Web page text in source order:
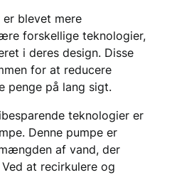
er blevet mere
forskellige teknologier,
i deres design. Disse
for at reducere
penge på lang sigt.
teknologier er
Denne pumpe er
af vand, der
at recirkulere og